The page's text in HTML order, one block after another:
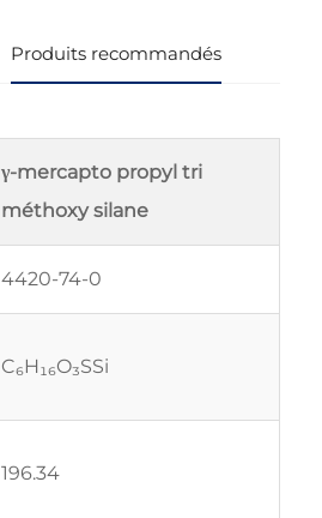
Produits recommandés
γ-mercapto propyl tri
méthoxy silane
4420-74-0
C₆H₁₆O₃SSi
196.34